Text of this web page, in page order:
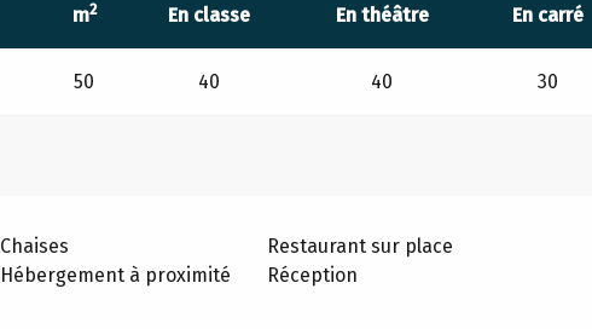
m2 En classe En théâtre En carré
50 40 40 30
Chaises
Restaurant sur place
Hébergement à proximité
Réception